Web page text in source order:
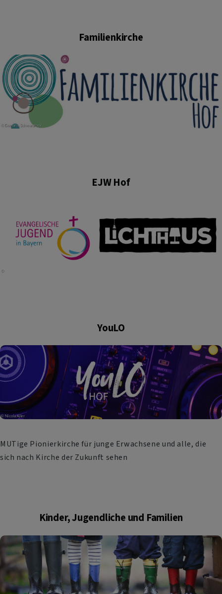
Familienkirche
EJW Hof
YouLO
MUTige Pionierkirche für junge Erwachsene und alle, die
sich nach Kirche der Zukunft sehen
Kinder, Jugendliche und Familien